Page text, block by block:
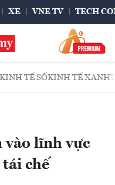
XE VNE TV TECH
KINH TẾ SỐKINH TẾ XANH
vào lĩnh vực
chế